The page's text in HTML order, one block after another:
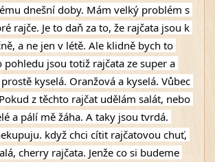
dnešní doby. Mám velký problém s
rajče. Je to daň za to, že rajčata jsou k
a ne jen v létě. Ale klidně bych to
pohledu jsou totiž rajčata ze super a
kyselá. Oranžová a kyselá. Vůbec
z těchto rajčat udělám salát, nebo
a pálí mě žáha. A taky jsou tvrdá.
když chci cítit rajčatovou chuť,
cherry rajčata. Jenže co si budeme